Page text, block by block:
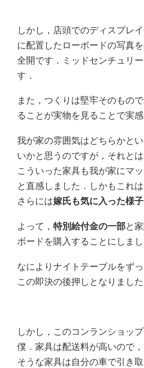
しかし，店頭でのディスプレ
に配置したローボードの写真
全開です．ミッドセンチュリ
す．
また，つくりは堅牢そのもの
ることが実物を見ることで実
我が家の雰囲気はどちらかと
いかと思うのですが，それと
こういった家具も我が家にマ
と直感しました．しかもこれは
さらには嫁氏も気に入った様子
よって， 特別給付金の一部と
ボードを購入することにしまし
なによりナイトテーブルをず
この即決の後押しとなりました
しかし，このコンランショッ
僕．家具は配送料が高いので
そうな家具は自分の車で引き